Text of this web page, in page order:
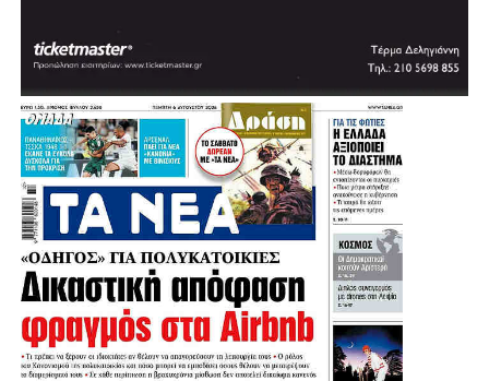
.